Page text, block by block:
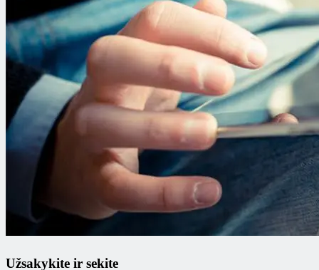
Užsakykite ir sekite